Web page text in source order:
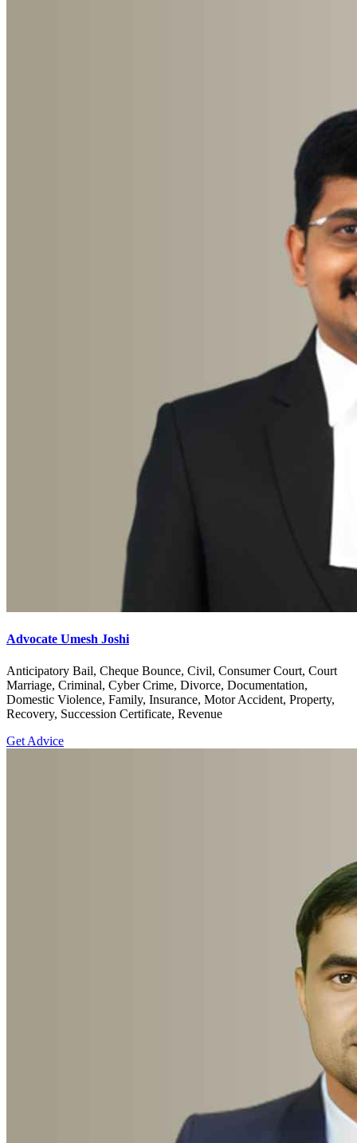
Advocate Umesh Joshi
Anticipatory Bail, Cheque Bounce, Civil, Consumer Court, Court
Marriage, Criminal, Cyber Crime, Divorce, Documentation,
Domestic Violence, Family, Insurance, Motor Accident, Property,
Recovery, Succession Certificate, Revenue
Get Advice